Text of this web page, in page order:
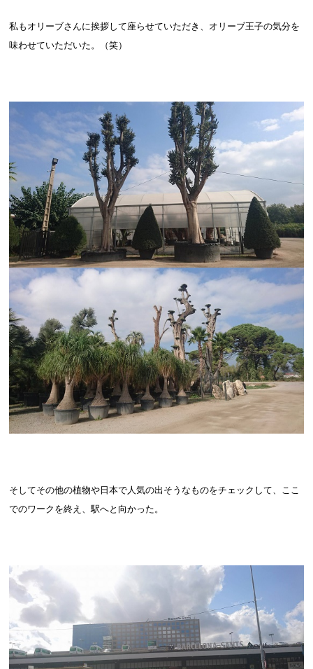
私もオリーブさんに挨拶して座らせていただき、オリーブ王子の気分を
味わせていただいた。（笑）
そしてその他の植物や日本で人気の出そうなものをチェックして、ここ
でのワークを終え、駅へと向かった。